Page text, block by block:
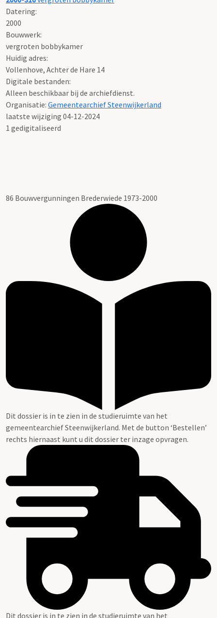
Datering:
2000
Bouwwerk:
vergroten bobbykamer
Huidig adres:
Vollenhove, Achter de Hare 14
Digitale bestanden:
Alleen beschikbaar bij de archiefdienst.
Organisatie: Gemeentearchief Steenwijkerland
laatste wijziging 04-12-2024
1 gedigitaliseerd
86 Bouwvergunningen Brederwiede 1973-2000
Dit dossier is in te zien in de studieruimte van het
gemeentearchief Steenwijkerland. Met de button ‘Bestellen’
rechts hiernaast kunt u dit dossier ter inzage opvragen.
Dit dossier is in te zien in de studieruimte van het